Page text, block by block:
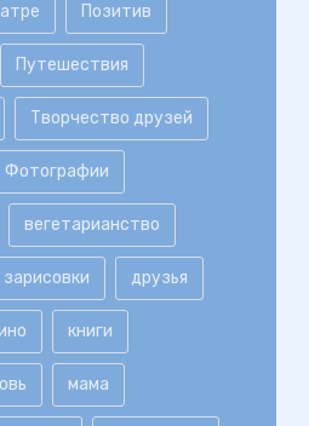
Позитив
Путешествия
Творчество друзей
Фотографии
вегетарианство
друзья
книги
мама